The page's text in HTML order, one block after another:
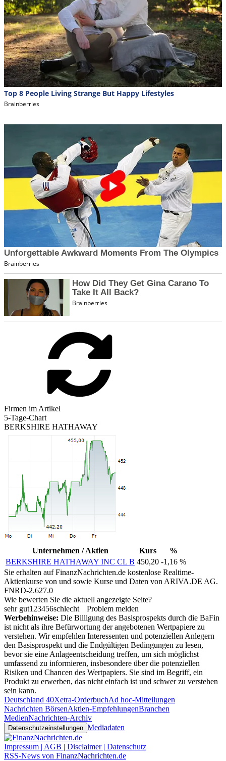
Firmen im Artikel
5-Tage-Chart
BERKSHIRE HATHAWAY
Unternehmen / Aktien Kurs
%
BERKSHIRE HATHAWAY INC CL B 450,20 -1,16 %
Sie erhalten auf FinanzNachrichten.de kostenlose Realtime-
Aktienkurse von und sowie Kurse und Daten von ARIVA.DE AG.
FNRD-2.627.0
Wie bewerten Sie die aktuell angezeigte Seite?
sehr gut1 23456schlecht
Problem melden
Werbehinweise: Die Billigung des Basisprospekts durch die BaFin
ist nicht als ihre Befürwortung der angebotenen Wertpapiere zu
verstehen. Wir empfehlen Interessenten und potenziellen Anlegern
den Basisprospekt und die Endgültigen Bedingungen zu lesen,
bevor sie eine Anlageentscheidung treffen, um sich möglichst
umfassend zu informieren, insbesondere über die potenziellen
Risiken und Chancen des Wertpapiers. Sie sind im Begriff, ein
Produkt zu erwerben, das nicht einfach ist und schwer zu verstehen
sein kann.
Deutschland 40Xetra-OrderbuchAd hoc-Mitteilungen
Nachrichten BörsenAktien-EmpfehlungenBranchen
MedienNachrichten-Archiv
Datenschutzeinstellungen Mediadaten
Impressum | AGB | Disclaimer | Datenschutz
RSS-News von FinanzNachrichten.de